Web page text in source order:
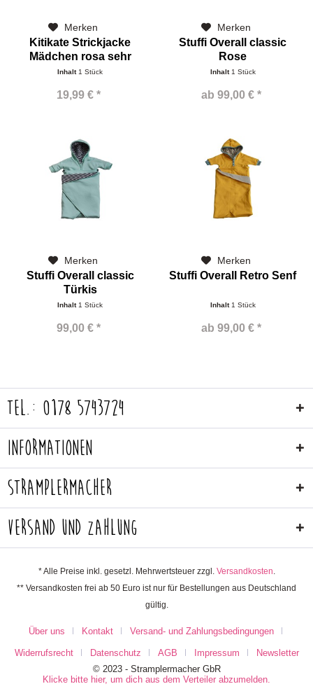
Merken
Kitikate Strickjacke
Mädchen rosa sehr
feiner...
Inhalt1 Stück
19,99 € *
Merken
Stuffi Overall classic
Rose
Inhalt1 Stück
ab 99,00 € *
Merken
Stuffi Overall classic
Türkis
Inhalt 1 Stück
99,00 € *
Merken
Stuffi Overall Retro Senf
Inhalt 1 Stück
ab 99,00 € *
Tel.: 0178 5743724
Informationen
Stramplermacher
Versand und Zahlung
* Alle Preise inkl. gesetzl. Mehrwertsteuer zzgl. Versandkosten.
** Versandkosten frei ab 50 Euro ist nur für Bestellungen aus Deutschland
gültig.
Über uns Kontakt Versand- und Zahlungsbedingungen
Widerrufsrecht Datenschutz AGB Impressum
Newsletter
© 2023 - Stramplermacher GbR
Klicke bitte hier, um dich aus dem Verteiler abzumelden.